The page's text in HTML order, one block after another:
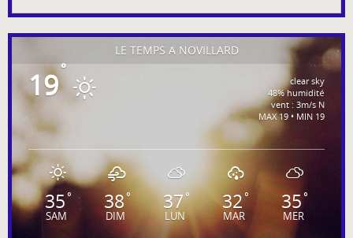
LE TEMPS À NOVILLARD
19°
clear sky
48% humidité
vent : 3m/s N
MAX 19 • MIN 19
35°
SAM
38°
DIM
37°
LUN
32°
MAR
35°
MER